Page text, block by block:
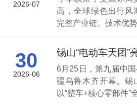
2026-07
高，全球绿色出行风
完整产业链、技术优
30
2026-06
6月25日，第九届中
疆乌鲁木齐开幕。锡
以“整车+核心零部件”